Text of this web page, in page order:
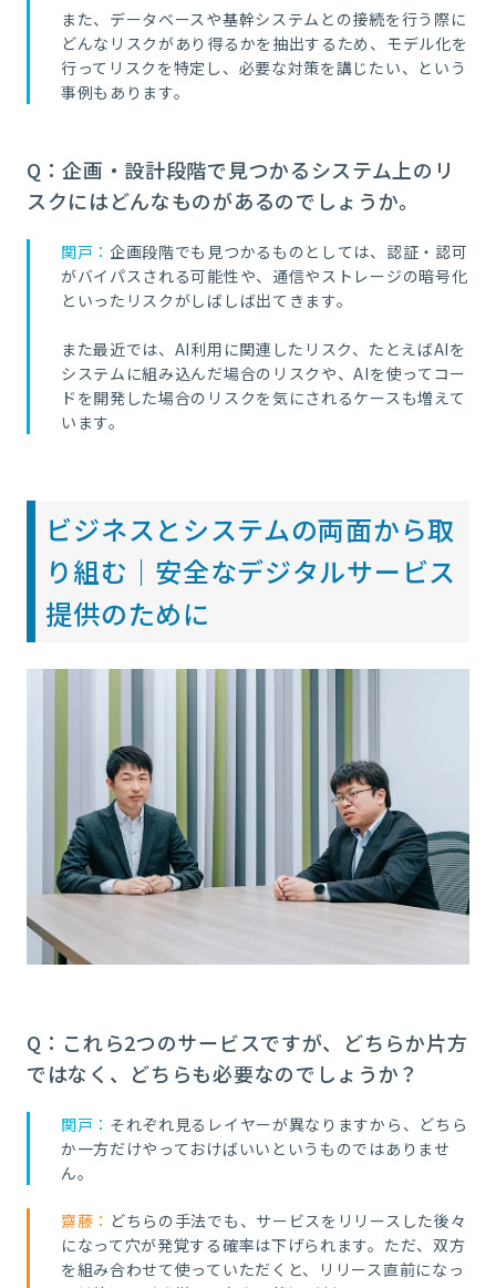
また、データベースや基幹システムとの接続を行う際に
どんなリスクがあり得るかを抽出するため、モデル化を
行ってリスクを特定し、必要な対策を講じたい、という
事例もあります。
Q：企画・設計段階で見つかるシステム上のリ
スクにはどんなものがあるのでしょうか。
関戸： 企画段階でも見つかるものとしては、認証・認可
がバイパスされる可能性や、通信やストレージの暗号化
といったリスクがしばしば出てきます。
また最近では、AI利用に関連したリスク、たとえばAIを
システムに組み込んだ場合のリスクや、AIを使ってコー
ドを開発した場合のリスクを気にされるケースも増えて
います。
ビジネスとシステムの両面から取
り組む｜安全なデジタルサービス
提供のために
Q：これら2つのサービスですが、どちらか片方
ではなく、どちらも必要なのでしょうか？
関戸： それぞれ見るレイヤーが異なりますから、どちら
か一方だけやっておけばいいというものではありませ
ん。
齋藤： どちらの手法でも、サービスをリリースした後々
になって穴が発覚する確率は下げられます。ただ、双方
を組み合わせて使っていただくと、リリース直前になっ